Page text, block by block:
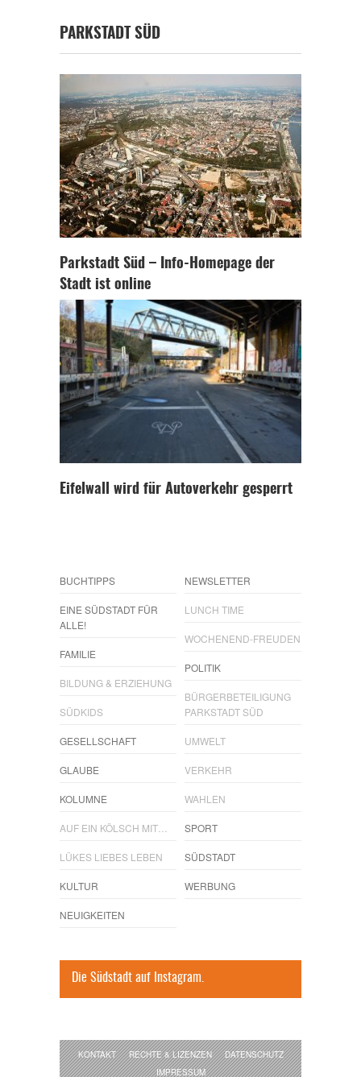
PARKSTADT SÜD
Parkstadt Süd – Info-Homepage der
Stadt ist online
Eifelwall wird für Autoverkehr gesperrt
BUCHTIPPS
EINE SÜDSTADT FÜR
ALLE!
FAMILIE
BILDUNG & ERZIEHUNG
SÜDKIDS
GESELLSCHAFT
GLAUBE
KOLUMNE
AUF EIN KÖLSCH MIT…
LÜKES LIEBES LEBEN
KULTUR
NEUIGKEITEN
NEWSLETTER
LUNCH TIME
WOCHENEND-FREUDEN
POLITIK
BÜRGERBETEILIGUNG
PARKSTADT SÜD
UMWELT
VERKEHR
WAHLEN
SPORT
SÜDSTADT
WERBUNG
Die Südstadt auf Instagram.
KONTAKT RECHTE & LIZENZEN
DATENSCHUTZ
IMPRESSUM